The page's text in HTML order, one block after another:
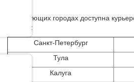
В следующих городах доступна
оплаты:
Санкт-Петербург
Тула
Калуга